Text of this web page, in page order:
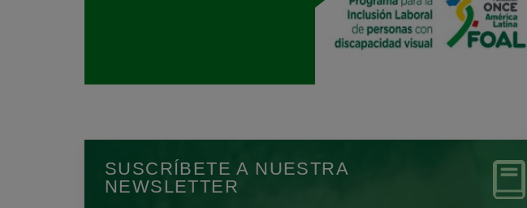
SUSCRÍBETE A NUESTRA
NEWSLETTER